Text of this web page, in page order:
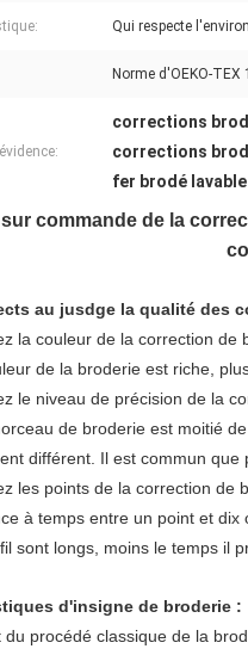
Qui respecte
Norme d'OEKO-TEX
corrections
corrections
fer brodé
sur commande de la
au jusdge la qualité des
la couleur de la correction de
de la broderie est riche,
le niveau de précision de la
de broderie est moitié
différent. Il est commun
les points de la correction de
à temps entre un point et
sont longs, moins le temps il
d'insigne de broderie :
du procédé classique de la